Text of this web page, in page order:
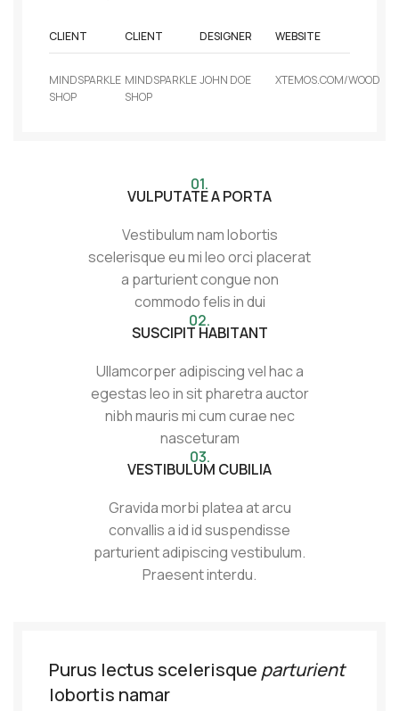
CLIENT
MINDSPARKLE
SHOP
CLIENT
MINDSPARKLE
SHOP
DESIGNER
JOHN DOE
WEBSITE
XTEMOS.COM/WOOD
01.
VULPUTATE A PORTA
Vestibulum nam lobortis
scelerisque eu mi leo orci placerat
a parturient congue non
commodo felis in dui
02.
SUSCIPIT HABITANT
Ullamcorper adipiscing vel hac a
egestas leo in sit pharetra auctor
nibh mauris mi cum curae nec
nasceturam
03.
VESTIBULUM CUBILIA
Gravida morbi platea at arcu
convallis a id id suspendisse
parturient adipiscing vestibulum.
Praesent interdu.
Purus lectus scelerisque parturient
lobortis namar